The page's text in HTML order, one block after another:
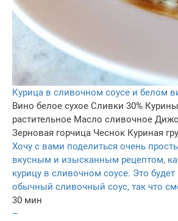
Курица в сливочном соусе и белом
Вино белое сухое Сливки 30%
растительное Масло сливочное
Зерновая горчица Чеснок Куриная
Хочу с вами поделиться очень
вкусным и изысканным рецептом,
курицу в сливочном соусе. Это
обычный сливочный соус, так что
30 мин
–